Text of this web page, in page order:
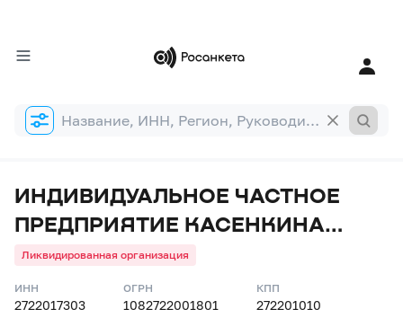
Форма
поиска
ИНДИВИДУАЛЬНОЕ ЧАСТНОЕ
ПРЕДПРИЯТИЕ КАСЕНКИНА
"ТЭЙЛ"
Ликвидированная организация
ИНН
2722017303
ОГРН
1082722001801
КПП
272201010